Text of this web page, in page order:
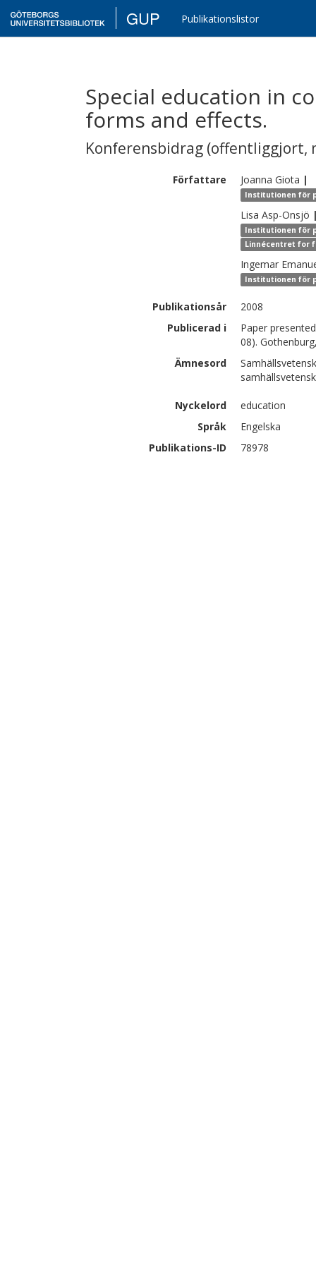
GUP Publikationslistor
Special education in
forms and effects.
Konferensbidrag (offentliggjort,
Författare Joanna Giota |
Institutionen för
Lisa Asp-Onsjö
Institutionen för
Linnécentret for
Ingemar
Institutionen för
Publikationsår
2008
Publicerad i
Paper
08).
Ämnesord
Nyckelord
education
Språk
Engelska
Publikations-ID
78978